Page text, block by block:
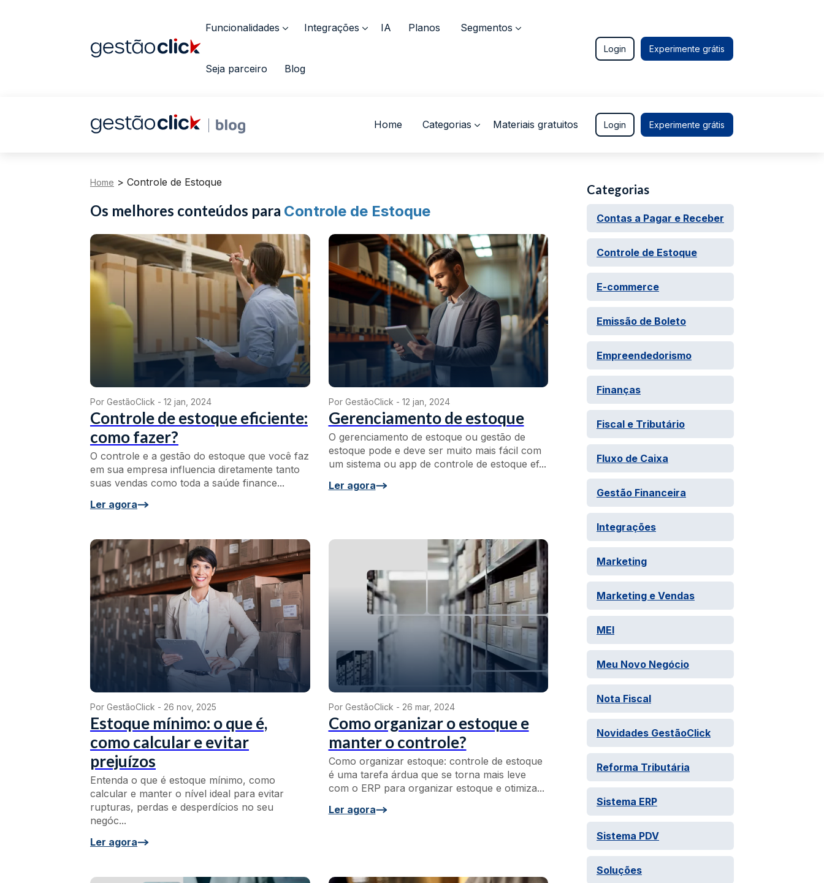
Funcionalidades Integrações IA Planos Segmentos
Seja parceiro Blog
Login Experimente grátis
Home Categorias Materiais gratuitos Login Experimente grátis
Home > Controle de Estoque
Os melhores conteúdos para Controle de Estoque
Por GestãoClick - 12 jan, 2024
Controle de estoque eficiente:
como fazer?
O controle e a gestão do estoque que você faz
em sua empresa influencia diretamente tanto
suas vendas como toda a saúde finance...
Ler agora
Por GestãoClick - 12 jan, 2024
Gerenciamento de estoque
O gerenciamento de estoque ou gestão de
estoque pode e deve ser muito mais fácil com
um sistema ou app de controle de estoque ef...
Ler agora
Por GestãoClick - 26 nov, 2025
Estoque mínimo: o que é,
como calcular e evitar
prejuízos
Entenda o que é estoque mínimo, como
calcular e manter o nível ideal para evitar
rupturas, perdas e desperdícios no seu
negóc...
Ler agora
Por GestãoClick - 26 mar, 2024
Como organizar o estoque e
manter o controle?
Como organizar estoque: controle de estoque
é uma tarefa árdua que se torna mais leve
com o ERP para organizar estoque e otimiza...
Ler agora
Categorias
Contas a Pagar e Receber
Controle de Estoque
E-commerce
Emissão de Boleto
Empreendedorismo
Finanças
Fiscal e Tributário
Fluxo de Caixa
Gestão Financeira
Integrações
Marketing
Marketing e Vendas
MEI
Meu Novo Negócio
Nota Fiscal
Novidades GestãoClick
Reforma Tributária
Sistema ERP
Sistema PDV
Soluções